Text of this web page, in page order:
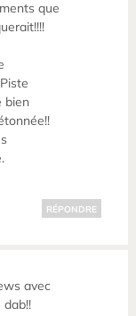
que
bien
RÉPONDRE
avec
dab!!